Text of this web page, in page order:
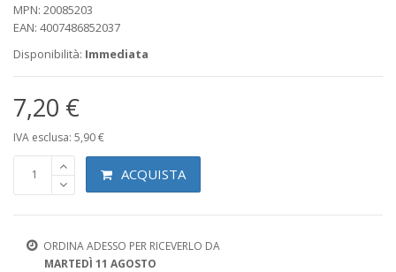
MPN: 20085203
EAN: 4007486852037
Disponibilità: Immediata
7,20 €
IVA esclusa: 5,90 €
ACQUISTA
ORDINA ADESSO PER RICEVERLO DA
MARTEDÌ 11 AGOSTO